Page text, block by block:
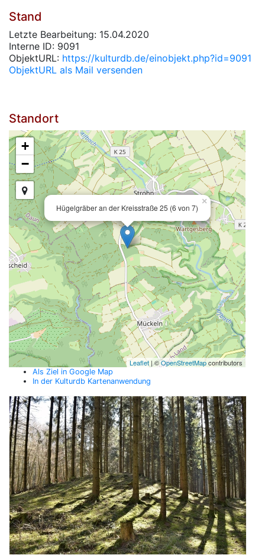
Stand
Letzte Bearbeitung: 15.04.2020
Interne ID: 9091
ObjektURL: https://kulturdb.de/einobjekt.php?id=9091
ObjektURL als Mail versenden
Standort
Hügelgräber an der Kreisstraße 25 (6 von 7)
×
+
−
Leaflet | ©OpenStreetMapcontributors
Als Ziel in Google Map
In der Kulturdb Kartenanwendung